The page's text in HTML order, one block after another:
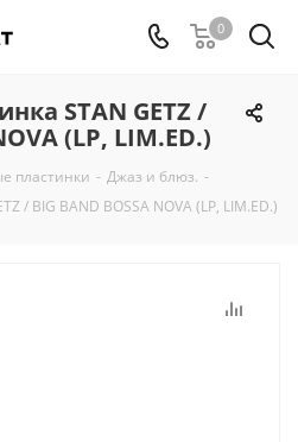
0
STAN GETZ /
(LP, LIM.ED.)
пластинки - Джаз и блюз. -
/ BIG BAND BOSSA NOVA (LP, LIM.ED.)